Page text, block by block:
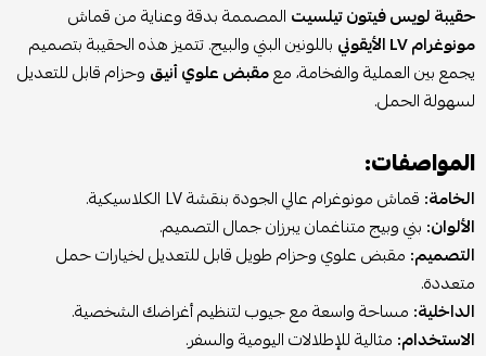
حقيبة لويس فيتون تيلسيت المصممة بدقة وعناية من قماش
مونوغرام LV الأيقوني
باللونين البني والبيج. تتميز هذه الحقيبة بتصميم
يجمع بين العملية والفخامة، معمقبض علوي أنيق وحزام قابل للتعديل
لسهولة الحمل.
المواصفات:
الخامة: قماش مونوغرام عالي الجودة بنقشة LV الكلاسيكية.
الألوان: بني وبيج متناغمان يبرزان جمال التصميم.
التصميم: مقبض علوي وحزام طويل قابل للتعديل لخيارات حمل
متعددة.
الداخلية: مساحة واسعة مع جيوب لتنظيم أغراضك الشخصية.
الاستخدام: مثالية للإطلالات اليومية والسفر.